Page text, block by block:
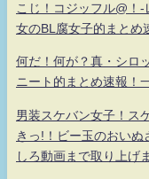
こじ！コジッフル@！
女のBL腐女子的まとめ
何だ！何が？真・シ
ニート的まとめ速報！
男装スケバン女子！ス
きっ!！ビー玉のおい
しろ動画まで取り上げ